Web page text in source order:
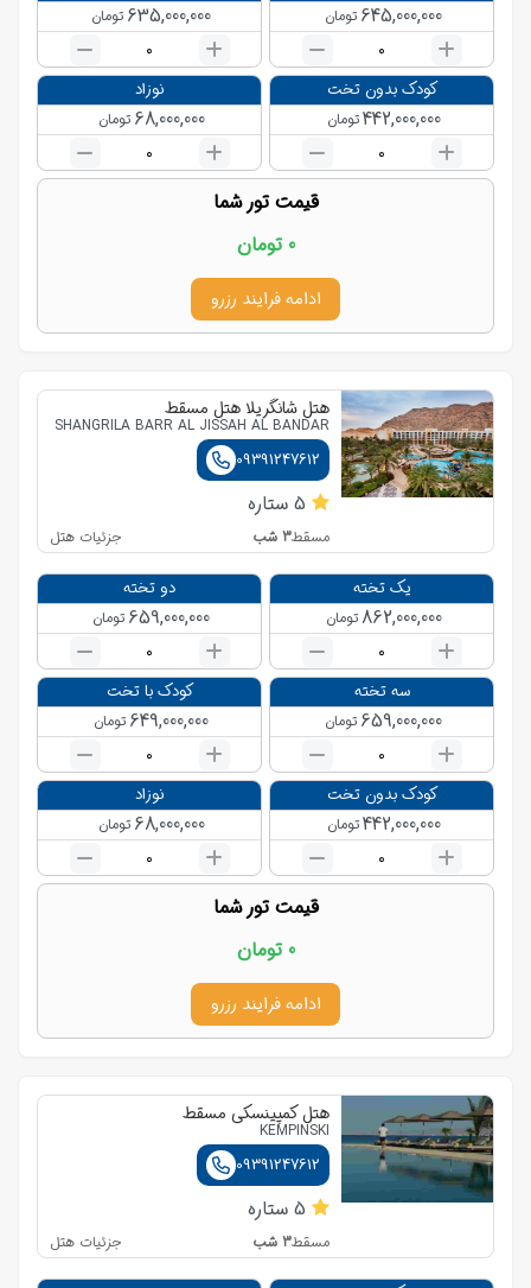
645,000,000 تومان
0
635,000,000 تومان
0
کودک بدون تخت
442,000,000تومان
0
نوزاد
68,000,000 تومان
0
قیمت تور شما
0 تومان
ادامه فرایند رزرو
هتل شانگریلا هتل مسقط
SHANGRILA BARR AL JISSAH AL BANDAR
09391247612
5 ستاره
مسقط3 شب جزئیات هتل
یک تخته
862,000,000 تومان
0
دو تخته
659,000,000 تومان
0
سه تخته
659,000,000 تومان
0
کودک با تخت
649,000,000 تومان
0
کودک بدون تخت
442,000,000تومان
0
نوزاد
68,000,000 تومان
0
قیمت تور شما
0 تومان
ادامه فرایند رزرو
هتل کمپینسکی مسقط
KEMPINSKI
09391247612
5 ستاره
مسقط3 شب جزئیات هتل